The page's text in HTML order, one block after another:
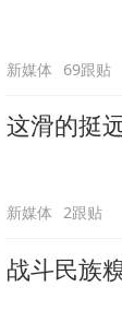
新媒体 69跟贴
这滑的挺
新媒体 2跟贴
战斗民族